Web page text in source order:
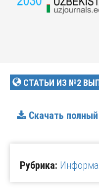
СТАТЬИ ИЗ №2
Скачать
Рубрика: